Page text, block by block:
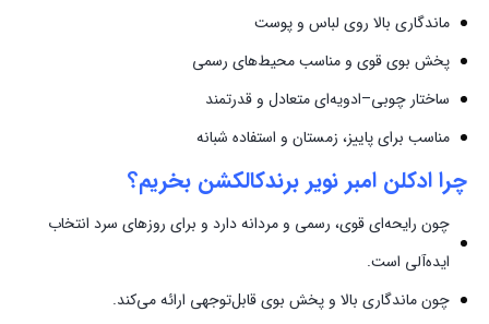
ماندگاری بالا روی لباس و پوست
پخش بوی قوی و مناسب محیط‌های رسمی
ساختار چوبی–ادویه‌ای متعادل و قدرتمند
مناسب برای پاییز، زمستان و استفاده شبانه
چرا ادکلن امبر نویر برندکالکشن بخریم؟
چون رایحه‌ای قوی، رسمی و مردانه دارد و برای روزهای سرد انتخاب
ایده‌آلی است.
چون ماندگاری بالا و پخش بوی قابل‌توجهی ارائه می‌کند.